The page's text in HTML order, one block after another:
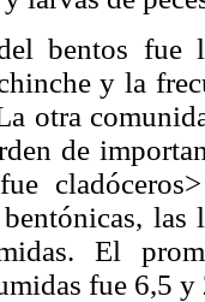
bentos fue
y la
otra
de
fue
El
fue 6,5